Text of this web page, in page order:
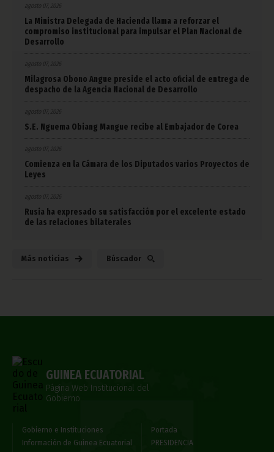
agosto 07, 2026
La Ministra Delegada de Hacienda llama a reforzar el
compromiso institucional para impulsar el Plan Nacional de
Desarrollo
agosto 07, 2026
Milagrosa Obono Angue preside el acto oficial de entrega de
despacho de la Agencia Nacional de Desarrollo
agosto 07, 2026
S.E. Nguema Obiang Mangue recibe al Embajador de Corea
agosto 07, 2026
Comienza en la Cámara de los Diputados varios Proyectos de
Leyes
agosto 07, 2026
Rusia ha expresado su satisfacción por el excelente estado
de las relaciones bilaterales
Más noticias Búscador
GUINEA ECUATORIAL
Página Web Institucional del
Gobierno
Gobierno e Instituciones
Información de Guinea Ecuatorial
Portada
PRESIDENCIA